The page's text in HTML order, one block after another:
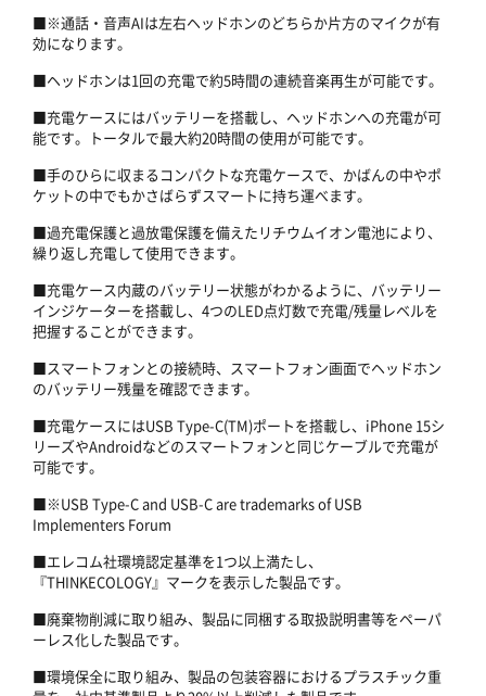
■※通話・音声AIは左右ヘッドホンのどちらか片方のマイクが有
効になります。
■ヘッドホンは1回の充電で約5時間の連続音楽再生が可能です。
■充電ケースにはバッテリーを搭載し、ヘッドホンへの充電が可
能です。トータルで最大約20時間の使用が可能です。
■手のひらに収まるコンパクトな充電ケースで、かばんの中やポ
ケットの中でもかさばらずスマートに持ち運べます。
■過充電保護と過放電保護を備えたリチウムイオン電池により、
繰り返し充電して使用できます。
■充電ケース内蔵のバッテリー状態がわかるように、バッテリー
インジケーターを搭載し、4つのLED点灯数で充電/残量レベルを
把握することができます。
■スマートフォンとの接続時、スマートフォン画面でヘッドホン
のバッテリー残量を確認できます。
■充電ケースにはUSB Type-C(TM)ポートを搭載し、iPhone 15シ
リーズやAndroidなどのスマートフォンと同じケーブルで充電が
可能です。
■※USB Type-C and USB-C are trademarks of USB
Implementers Forum
■エレコム社環境認定基準を1つ以上満たし、
『THINKECOLOGY』マークを表示した製品です。
■廃棄物削減に取り組み、製品に同梱する取扱説明書等をペーパ
ーレス化した製品です。
■環境保全に取り組み、製品の包装容器におけるプラスチック重